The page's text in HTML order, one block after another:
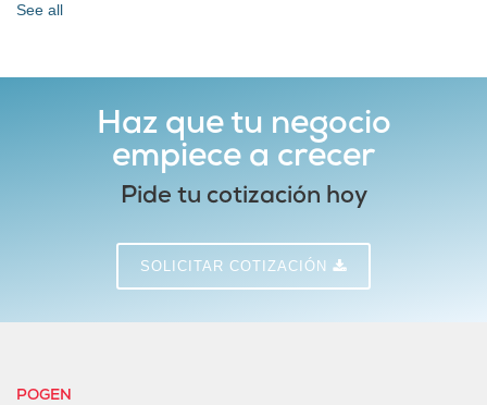
See all
Haz que tu negocio
empiece a crecer
Pide tu cotización hoy
SOLICITAR COTIZACIÓN
POGEN